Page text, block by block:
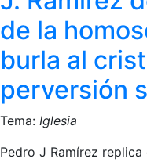
de la
burla al
perversión
Tema: Iglesia
Pedro J Ramírez replica